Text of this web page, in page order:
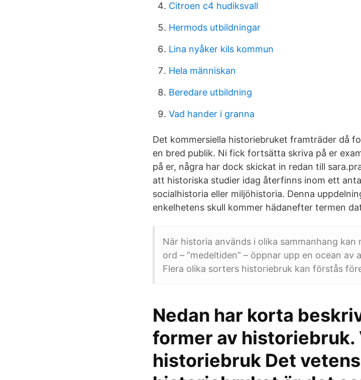
Citroen c4 hudiksvall
Hermods utbildningar
Lina nyåker kils kommun
Hela människan
Beredare utbildning
Vad hander i granna
Det kommersiella historiebruket framträder då
en bred publik. Ni fick fortsätta skriva på er
på er, några har dock skickat in redan till
att historiska studier idag återfinns inom ett
socialhistoria eller miljöhistoria. Denna
enkelhetens skull kommer hädanefter termen
När historia används i olika sammanhang
ord – ”medeltiden” – öppnar upp en ocean
Flera olika sorters historiebruk kan förstås
Nedan har korta
former av
historiebruk Det